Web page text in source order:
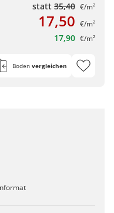
statt 35,40 €/m²
17,50 €/m²
17,90 €/m²
Boden vergleichen